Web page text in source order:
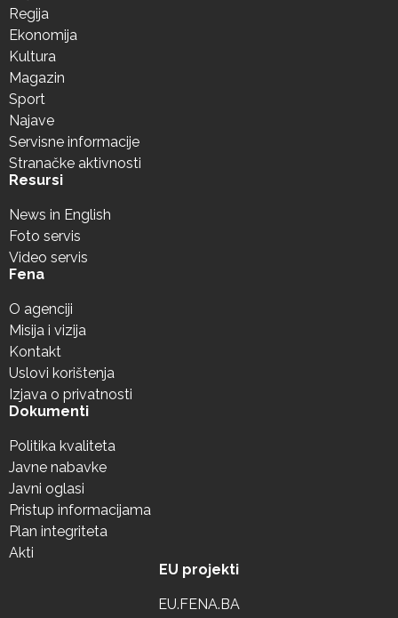
Regija
Ekonomija
Kultura
Magazin
Sport
Najave
Servisne informacije
Stranačke aktivnosti
Resursi
News in English
Foto servis
Video servis
Fena
O agenciji
Misija i vizija
Kontakt
Uslovi korištenja
Izjava o privatnosti
Dokumenti
Politika kvaliteta
Javne nabavke
Javni oglasi
Pristup informacijama
Plan integriteta
Akti
EU projekti
EU.FENA.BA